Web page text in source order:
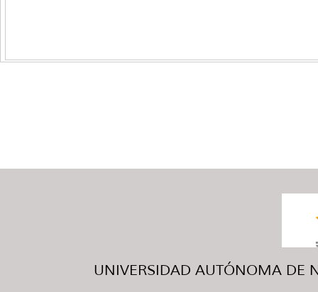
UNIVERSIDAD AUTÓNOMA DE